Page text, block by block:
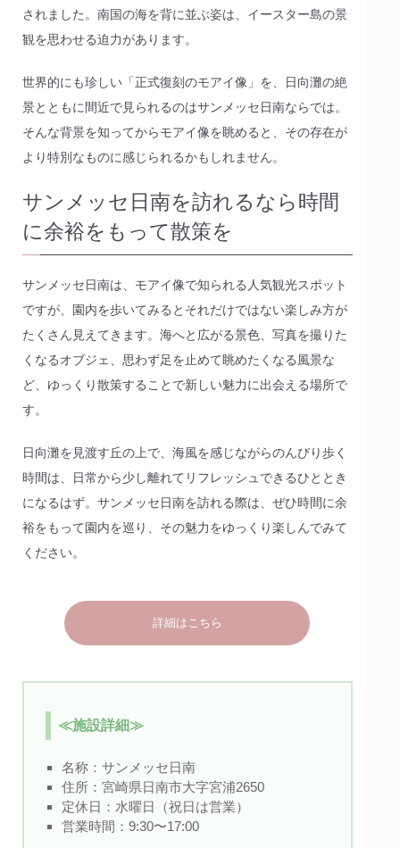
されました。南国の海を背に並ぶ姿は、イースター島の景
観を思わせる迫力があります。
世界的にも珍しい「正式復刻のモアイ像」を、日向灘の絶
景とともに間近で見られるのはサンメッセ日南ならでは。
そんな背景を知ってからモアイ像を眺めると、その存在が
より特別なものに感じられるかもしれません。
サンメッセ日南を訪れるなら時間
に余裕をもって散策を
サンメッセ日南は、モアイ像で知られる人気観光スポット
ですが、園内を歩いてみるとそれだけではない楽しみ方が
たくさん見えてきます。海へと広がる景色、写真を撮りた
くなるオブジェ、思わず足を止めて眺めたくなる風景な
ど、ゆっくり散策することで新しい魅力に出会える場所で
す。
日向灘を見渡す丘の上で、海風を感じながらのんびり歩く
時間は、日常から少し離れてリフレッシュできるひととき
になるはず。サンメッセ日南を訪れる際は、ぜひ時間に余
裕をもって園内を巡り、その魅力をゆっくり楽しんでみて
ください。
詳細はこちら
≪施設詳細≫
名称： サンメッセ日南
住所：宮崎県日南市大字宮浦2650
定休日：水曜日（祝日は営業）
営業時間：9:30〜17:00